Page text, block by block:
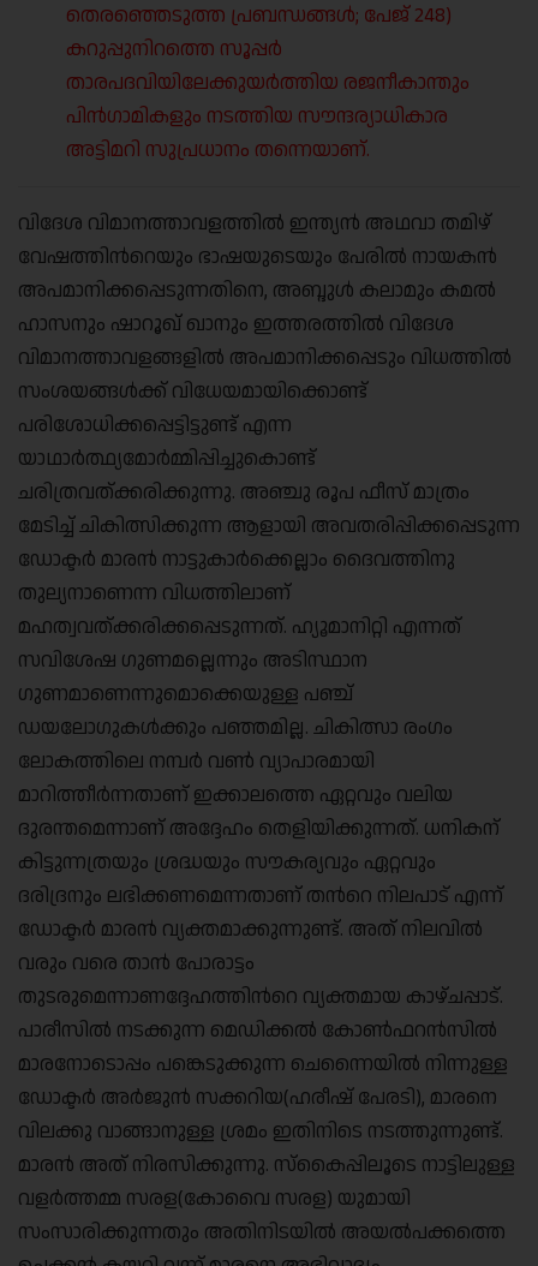
തെരഞ്ഞെടുത്ത പ്രബന്ധങ്ങള്‍; പേജ് 248)
കറുപ്പുനിറത്തെ സൂപ്പര്‍
താരപദവിയിലേക്കുയര്‍ത്തിയ രജനീകാന്തും
പിന്‍ഗാമികളും നടത്തിയ സൗന്ദര്യാധികാര
അട്ടിമറി സുപ്രധാനം തന്നെയാണ്.
വിദേശ വിമാനത്താവളത്തില്‍ ഇന്ത്യന്‍ അഥവാ തമിഴ്
വേഷത്തിന്‍റെയും ഭാഷയുടെയും പേരില്‍ നായകന്‍
അപമാനിക്കപ്പെടുന്നതിനെ, അബ്ദുള്‍ കലാമും കമല്‍
ഹാസനും ഷാറൂഖ് ഖാനും ഇത്തരത്തില്‍ വിദേശ
വിമാനത്താവളങ്ങളില്‍ അപമാനിക്കപ്പെടും വിധത്തില്‍
സംശയങ്ങള്‍ക്ക് വിധേയമായിക്കൊണ്ട്
പരിശോധിക്കപ്പെട്ടിട്ടുണ്ട് എന്ന
യാഥാര്‍ത്ഥ്യമോര്‍മ്മിപ്പിച്ചുകൊണ്ട്
ചരിത്രവത്ക്കരിക്കുന്നു. അഞ്ചു രൂപ ഫീസ് മാത്രം
മേടിച്ച് ചികിത്സിക്കുന്ന ആളായി അവതരിപ്പിക്കപ്പെടുന്ന
ഡോക്ടര്‍ മാരന്‍ നാട്ടുകാര്‍ക്കെല്ലാം ദൈവത്തിനു
തുല്യനാണെന്ന വിധത്തിലാണ്
മഹത്വവത്ക്കരിക്കപ്പെടുന്നത്. ഹ്യൂമാനിറ്റി എന്നത്
സവിശേഷ ഗുണമല്ലെന്നും അടിസ്ഥാന
ഗുണമാണെന്നുമൊക്കെയുള്ള പഞ്ച്
ഡയലോഗുകള്‍ക്കും പഞ്ഞമില്ല. ചികിത്സാ രംഗം
ലോകത്തിലെ നമ്പര്‍ വണ്‍ വ്യാപാരമായി
മാറിത്തീര്‍ന്നതാണ് ഇക്കാലത്തെ ഏറ്റവും വലിയ
ദുരന്തമെന്നാണ് അദ്ദേഹം തെളിയിക്കുന്നത്. ധനികന്
കിട്ടുന്നത്രയും ശ്രദ്ധയും സൗകര്യവും ഏറ്റവും
ദരിദ്രനും ലഭിക്കണമെന്നതാണ് തന്‍റെ നിലപാട് എന്ന്
ഡോക്ടര്‍ മാരന്‍ വ്യക്തമാക്കുന്നുണ്ട്. അത് നിലവില്‍
വരും വരെ താന്‍ പോരാട്ടം
തുടരുമെന്നാണദ്ദേഹത്തിന്‍റെ വ്യക്തമായ കാഴ്ചപ്പാട്.
പാരീസില്‍ നടക്കുന്ന മെഡിക്കല്‍ കോണ്‍ഫറന്‍സില്‍
മാരനോടൊപ്പം പങ്കെടുക്കുന്ന ചെന്നൈയില്‍ നിന്നുള്ള
ഡോക്ടര്‍ അര്‍ജുന്‍ സക്കറിയ(ഹരീഷ് പേരടി), മാരനെ
വിലക്കു വാങ്ങാനുള്ള ശ്രമം ഇതിനിടെ നടത്തുന്നുണ്ട്.
മാരന്‍ അത് നിരസിക്കുന്നു. സ്കൈപ്പിലൂടെ നാട്ടിലുള്ള
വളര്‍ത്തമ്മ സരള(കോവൈ സരള) യുമായി
സംസാരിക്കുന്നതും അതിനിടയില്‍ അയല്‍പക്കത്തെ